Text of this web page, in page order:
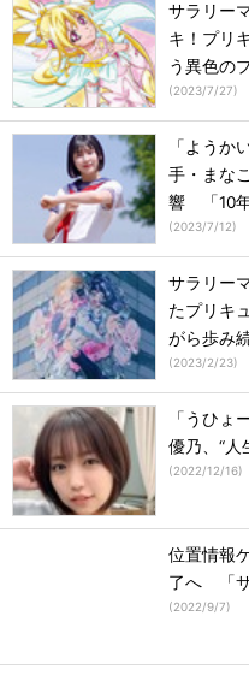
サラリー
キ！プリ
う異色の
(2023/7/27)
「ようか
手・まな
響 「10年
(2023/7/12)
サラリー
たプリキ
がら歩み
(2023/2/23)
「うひ
優乃、“人
(2022/12/16)
位置情報
了へ 「サ
(2022/9/7)